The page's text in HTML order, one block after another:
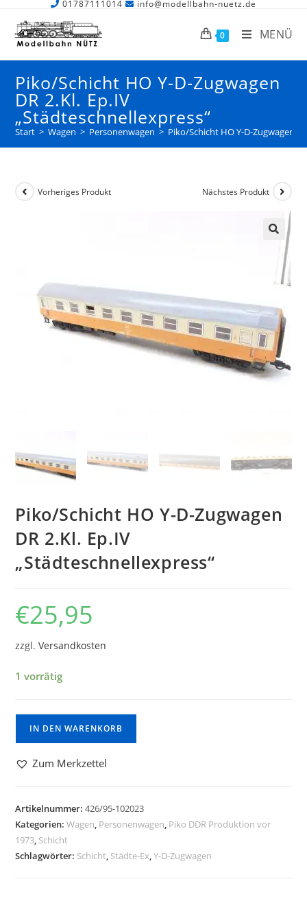
01787111014 info@modellbahn-nuetz.de
0 MENÜ
Piko/Schicht HO Y-D-Zugwagen
DR 2.Kl. Ep.IV
„Städteschnellexpress“
Start > Wagen > Personenwagen > Piko/Schicht HO Y-D-Zugwagen
Vorheriges Produkt Nächstes Produkt
Piko/Schicht HO Y-D-Zugwagen
DR 2.Kl. Ep.IV
„Städteschnellexpress“
€25,95
zzgl.Versandkosten
1 vorrätig
IN DEN WARENKORB
Zum Merkzettel
Artikelnummer:426/95-102023
Kategorien:Wagen, Personenwagen, Piko DDR Produktion vor
1973, Schicht
Schlagwörter: Schicht, Städte-Ex,Y-D-Zugwagen